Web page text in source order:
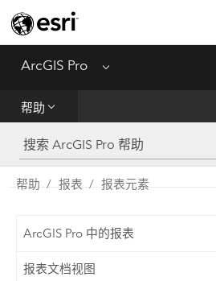
ArcGIS Pro Menu
帮助
工具参考
Python
帮助 报表 报表元素
ArcGIS Pro 中的报表
报表文档视图